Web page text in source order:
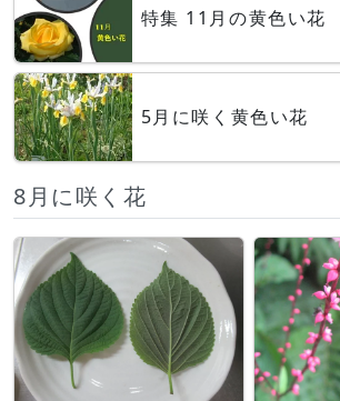
特集 11月の黄色い花
5月に咲く黄色い花
8月に咲く花